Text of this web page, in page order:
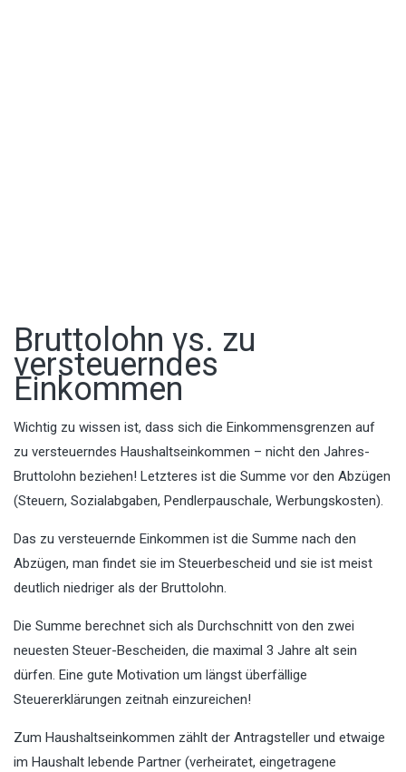
Bruttolohn vs. zu
versteuerndes
Einkommen
Wichtig zu wissen ist, dass sich die Einkommensgrenzen auf
zu versteuerndes Haushaltseinkommen – nicht den Jahres-
Bruttolohn beziehen! Letzteres ist die Summe vor den Abzügen
(Steuern, Sozialabgaben, Pendlerpauschale, Werbungskosten).
Das zu versteuernde Einkommen ist die Summe nach den
Abzügen, man findet sie im Steuerbescheid und sie ist meist
deutlich niedriger als der Bruttolohn.
Die Summe berechnet sich als Durchschnitt von den zwei
neuesten Steuer-Bescheiden, die maximal 3 Jahre alt sein
dürfen. Eine gute Motivation um längst überfällige
Steuererklärungen zeitnah einzureichen!
Zum Haushaltseinkommen zählt der Antragsteller und etwaige
im Haushalt lebende Partner (verheiratet, eingetragene